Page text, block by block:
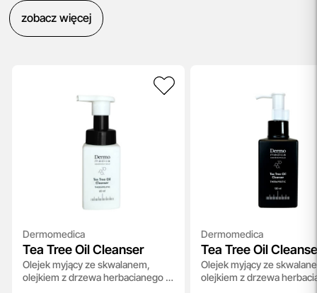
zobacz więcej
Dermomedica
Tea Tree Oil Cleanser
Olejek myjący ze skwalanem,
olejkiem z drzewa herbacianego i
Dermomedica
Tea Tree Oil
Black Edition
Olejek myjący ze
olejkiem z drzewa